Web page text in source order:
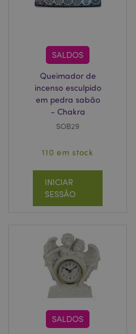
SALDOS
Queimador de
incenso esculpido
em pedra sabão
- Chakra
SOB29
110 em stock
INICIAR
SESSÃO
SALDOS
Adobe Inc.
PHP.net
.www.puckator.pt
Política de Privacidade da